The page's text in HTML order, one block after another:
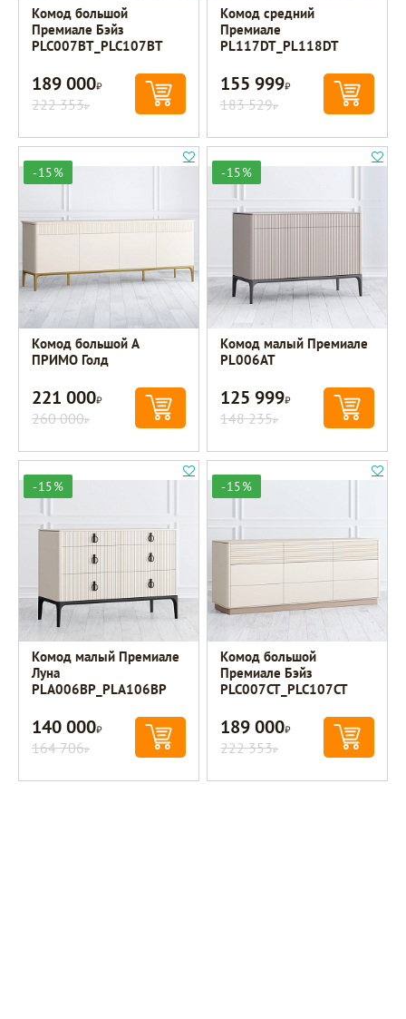
Комод большой
Премиале Бэйз
PLC007BT_PLC107BT
189 000Р
222 353Р
Комод средний
Премиале
PL117DT_PL118DT
155 999Р
183 529Р
-15%
Комод большой A
ПРИМО Голд
221 000Р
260 000Р
-15%
Комод малый Премиале
PL006AT
125 999Р
148 235Р
-15%
Комод малый Премиале
Луна
PLA006BP_PLA106BP
140 000Р
164 706Р
-15%
Комод большой
Премиале Бэйз
PLC007CT_PLC107CT
189 000Р
222 353Р